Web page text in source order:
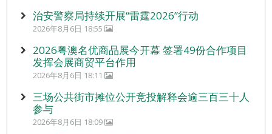
治安警察局持续开展“雷霆2026”行动
2026年8月6日 18:55
2026粤澳名优商品展今开幕 签署49份合作项目
发挥会展商贸平台作用
2026年8月6日 18:11
三场公共街市摊位公开竞投解释会逾三百三十人
参与
2026年8月6日 18:09